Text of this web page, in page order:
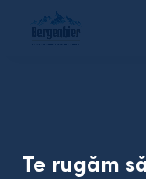
Te rugăm